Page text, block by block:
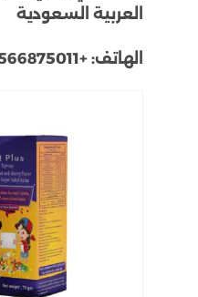
العربية السعودية
الهاتف:+966566875011